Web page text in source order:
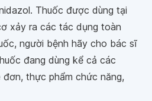
Thuốc được dùng tại
xảy ra các tác dụng toàn
người bệnh hãy cho bác sĩ
đang dùng kể cả các
thực phẩm chức năng,